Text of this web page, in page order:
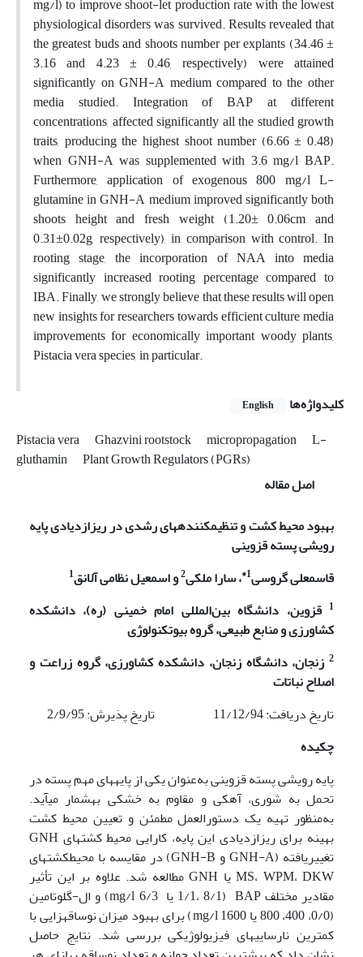
physiological disorders was survived. Results revealed that
the greatest buds and shoots number per explants (34.46 ±
3.16 and 4.23 ± 0.46, respectively) were attained
significantly on GNH-A medium compared to the other
media studied. Integration of BAP at different
concentrations, affected significantly all the studied growth
traits, producing the highest shoot number (6.66 ± 0.48)
when GNH-A was supplemented with 3.6 mg/l BAP.
Furthermore, application of exogenous 800 mg/l L-
glutamine in GNH-A medium improved significantly both
shoots height and fresh weight (1.20± 0.06cm and
0.31±0.02g, respectively), in comparison with control. In
rooting stage, the incorporation of NAA into media
significantly increased rooting percentage compared to
IBA. Finally, we strongly believe that these results will open
new insights for researchers towards efficient culture media
improvements for economically important woody plants,
Pistacia vera species, in particular.
کلیدواژه‌ها
English
Pistacia vera Ghazvini rootstock micropropagation
L-
gluthamin
Plant Growth Regulators (PGRs)
اصل مقاله
بهبود محیط کشت و تنظیم­کننده­های رشدی در ریزازدیادی پایه
رویشی پسته قزوینی
قاسمعلی گروسی1* ، سارا ملکی2و اسمعیل نظامی آلانق1
1 قزوین، دانشگاه بین‌المللی امام خمینی (ره)، دانشکده
کشاورزی و منابع طبیعی، گروه بیوتکنولوژی
2 زنجان، دانشگاه زنجان، دانشکده کشاورزی، گروه زراعت و
اصلاح نباتات
تاریخ دریافت: 11/12/94 تاریخ پذیرش: 2/9/95
چکیده
پایه­­ رویشی پسته قزوینی به‌عنوان یکی از پایه­های مهم پسته در
تحمل به شوری، آهکی و مقاوم به خشکی به­شمار می­آید.
به‌منظور تهیه یک دستورالعمل مطمئن و تعیین محیط کشت
بهینه برای ریزازدیادی این پایه، کارایی محیط­ کشت­های GNH
تغییریافته (GNH-A و GNH-B) در مقایسه با محیط­کشت­های
MS، WPM، DKW یا GNH مطالعه شد. علاوه بر این تأثیر
مقادیر مختلف BAP (1/1، 8/1 یا 6/3 mg/l) و ال-گلوتامین
(0/0، 400، 800 یا 1600 mg/l) برای بهبود میزان نوساقه­زایی با
کمترین نارسایی­های فیزیولوژیکی بررسی شد. نتایج حاصل